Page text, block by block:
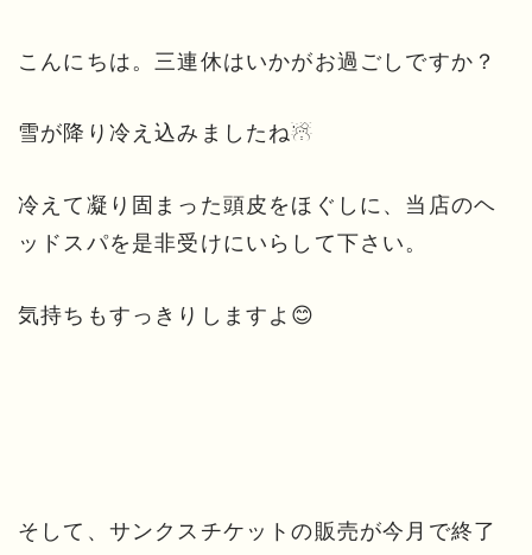
こんにちは。三連休はいかがお過ごしですか？
雪が降り冷え込みましたね☃
冷えて凝り固まった頭皮をほぐしに、当店のヘ
ッドスパを是非受けにいらして下さい。
気持ちもすっきりしますよ😊
そして、サンクスチケットの販売が今月で終了